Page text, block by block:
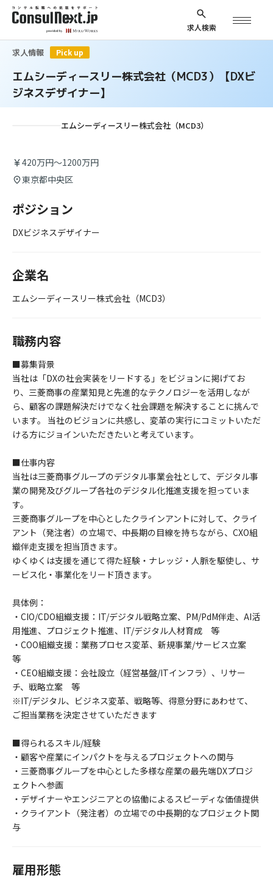
求人検索
求人情報 Pick up
エムシーディースリー株式会社（MCD3）【DXビ
ジネスデザイナー】
エムシーディースリー株式会社（MCD3）
420万円～1200万円
東京都中央区
ポジション
DXビジネスデザイナー
企業名
エムシーディースリー株式会社（MCD3）
職務内容
■募集背景
当社は「DXの社会実装をリードする」をビジョンに掲げてお
り、三菱商事の産業知見と先進的なテクノロジーを活用しなが
ら、顧客の課題解決だけでなく社会課題を解決することに挑んで
います。 当社のビジョンに共感し、変革の実行にコミットいただ
ける方にジョインいただきたいと考えています。
■仕事内容
当社は三菱商事グループのデジタル事業会社として、デジタル事
業の開発及びグループ各社のデジタル化推進支援を担っていま
す。
三菱商事グループを中心としたクラインアントに対して、クライ
アント（発注者）の立場で、中長期の目線を持ちながら、CXO組
織伴走支援を担当頂きます。
ゆくゆくは支援を通じて得た経験・ナレッジ・人脈を駆使し、サ
ービス化・事業化をリード頂きます。
具体例：
・CIO/CDO組織支援：IT/デジタル戦略立案、PM/PdM伴走、AI活
用推進、プロジェクト推進、IT/デジタル人材育成 等
・COO組織支援：業務プロセス変革、新規事業/サービス立案
等
・CEO組織支援：会社設立（経営基盤/ITインフラ）、リサー
チ、戦略立案 等
※IT/デジタル、ビジネス変革、戦略等、得意分野にあわせて、
ご担当業務を決定させていただきます
■得られるスキル/経験
・顧客や産業にインパクトを与えるプロジェクトへの関与
・三菱商事グループを中心とした多様な産業の最先端DXプロジ
ェクトへ参画
・デザイナーやエンジニアとの協働によるスピーディな価値提供
・クライアント（発注者）の立場での中長期的なプロジェクト関
与
雇用形態